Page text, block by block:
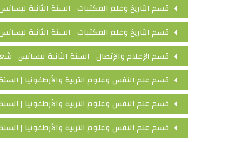
قسم التاريخ وعلم المكتبات | السنة الثانية
قسم التاريخ وعلم المكتبات | السنة الثانية
قسم الإعلام والإتصال | السنة الثانية ليسانس |
قسم علم النفس وعلوم التربية والأرطفونيا |
قسم علم النفس وعلوم التربية والأرطفونيا |
قسم علم النفس وعلوم التربية والأرطفونيا |